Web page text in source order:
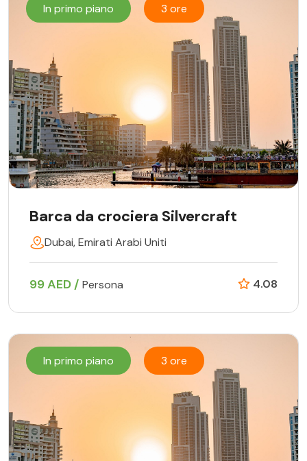
In primo piano 3 ore
Barca da crociera Silvercraft
Dubai, Emirati Arabi Uniti
99 AED / Persona 4.08
In primo piano 3 ore